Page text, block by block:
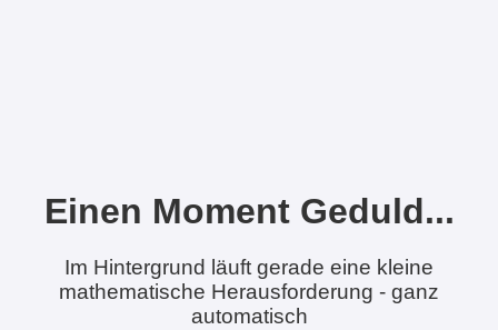
Einen Moment Geduld...
Im Hintergrund läuft gerade eine kleine
mathematische Herausforderung - ganz
automatisch